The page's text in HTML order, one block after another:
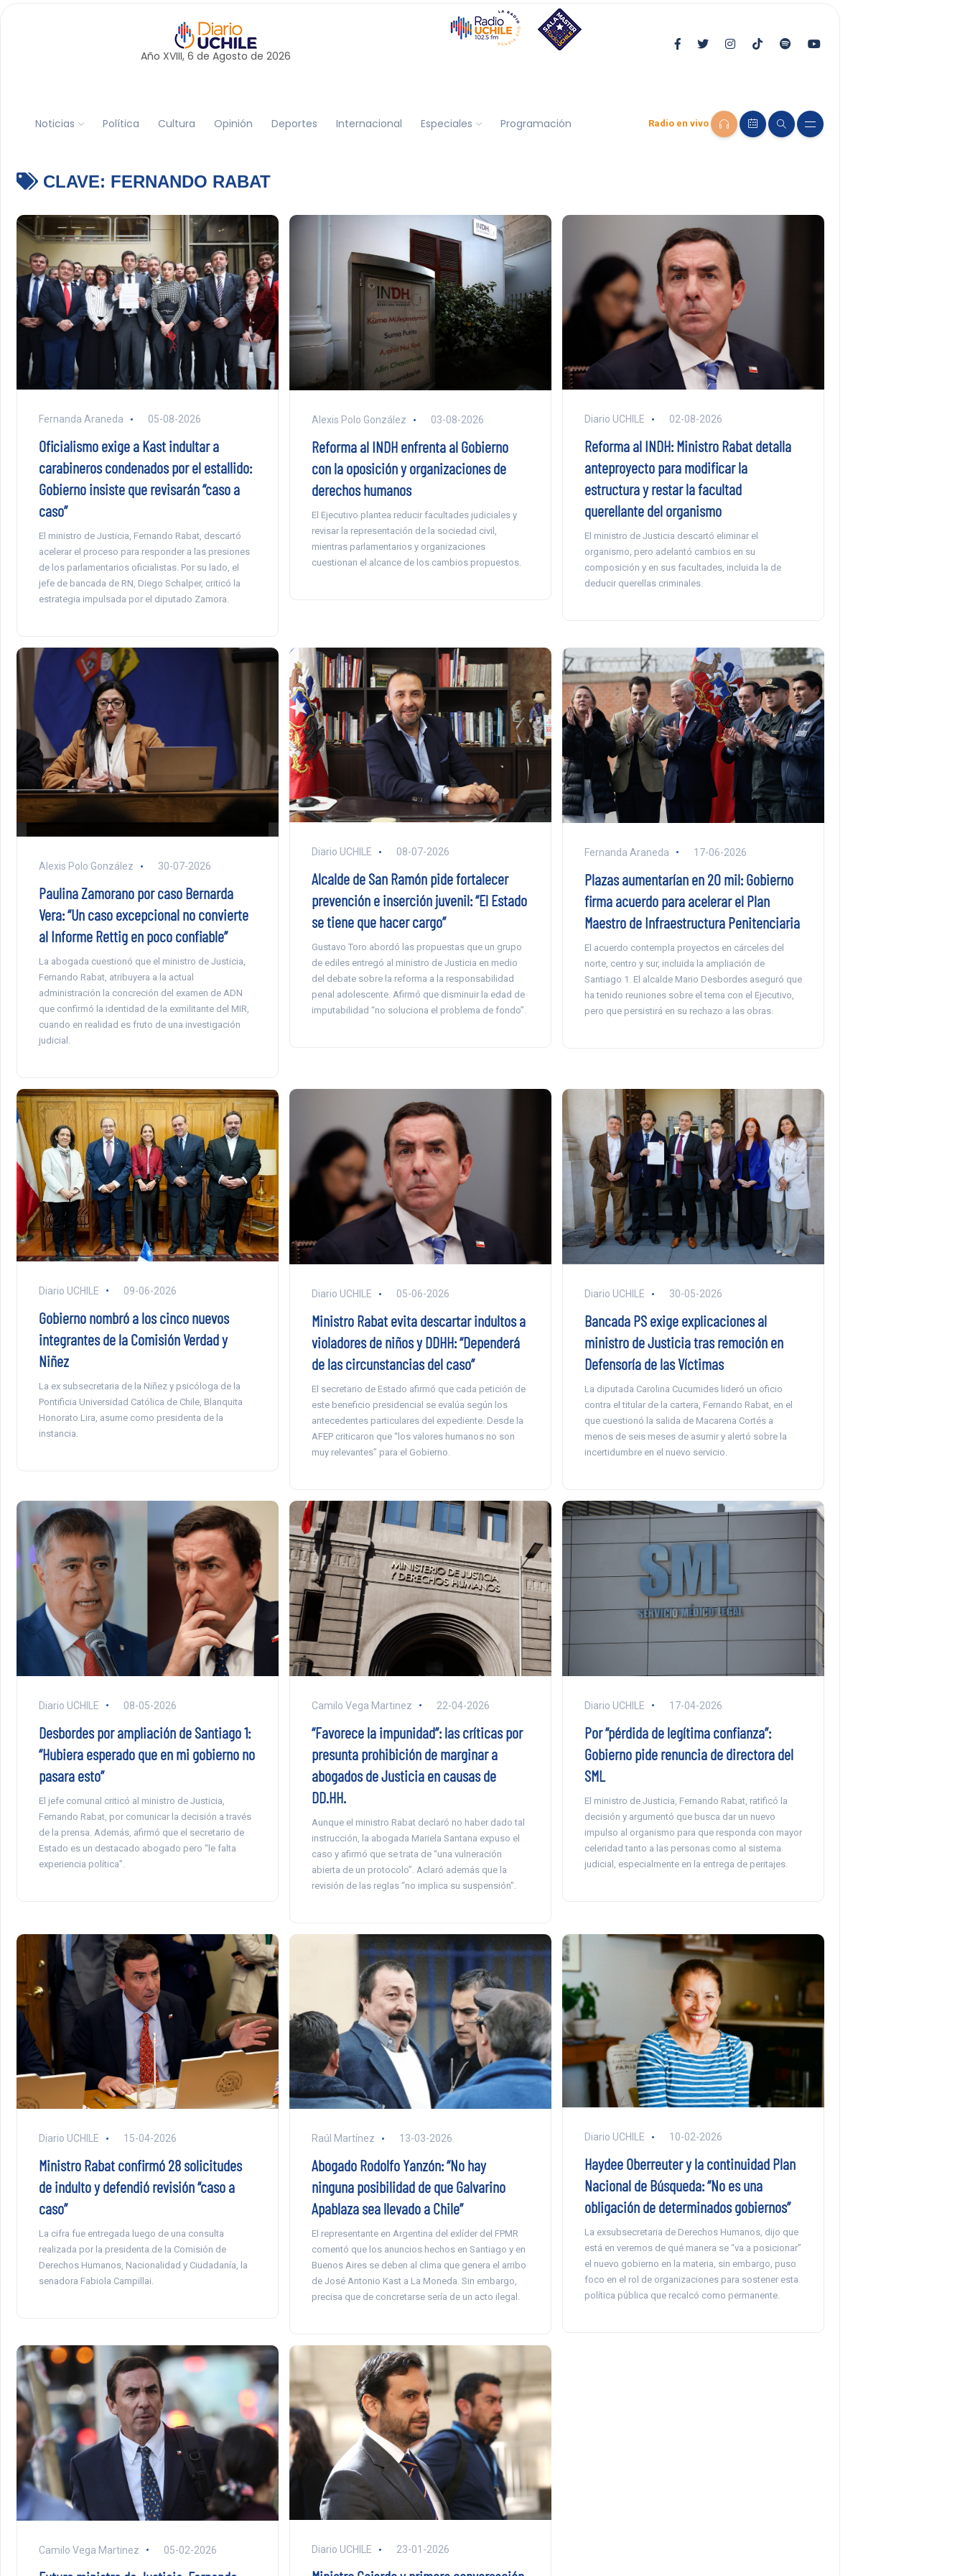
Año XVIII, 6 de Agosto de 2026
Noticias Política Cultura Opinión Deportes Internacional Especiales Programación Radio en vivo
CLAVE: FERNANDO RABAT
Fernanda Araneda 05-08-2026
Oficialismo exige a Kast indultar a
carabineros condenados por el estallido:
Gobierno insiste que revisarán “caso a
caso”
El ministro de Justicia, Fernando Rabat, descartó
acelerar el proceso para responder a las presiones
de los parlamentarios oficialistas. Por su lado, el
jefe de bancada de RN, Diego Schalper, criticó la
estrategia impulsada por el diputado Zamora.
Alexis Polo González 03-08-2026
Reforma al INDH enfrenta al Gobierno
con la oposición y organizaciones de
derechos humanos
El Ejecutivo plantea reducir facultades judiciales y
revisar la representación de la sociedad civil,
mientras parlamentarios y organizaciones
cuestionan el alcance de los cambios propuestos.
Diario UCHILE 02-08-2026
Reforma al INDH: Ministro Rabat detalla
anteproyecto para modificar la
estructura y restar la facultad
querellante del organismo
El ministro de Justicia descartó eliminar el
organismo, pero adelantó cambios en su
composición y en sus facultades, incluida la de
deducir querellas criminales.
Alexis Polo González 30-07-2026
Paulina Zamorano por caso Bernarda
Vera: “Un caso excepcional no convierte
al Informe Rettig en poco confiable”
La abogada cuestionó que el ministro de Justicia,
Fernando Rabat, atribuyera a la actual
administración la concreción del examen de ADN
que confirmó la identidad de la exmilitante del MIR,
cuando en realidad es fruto de una investigación
judicial.
Diario UCHILE 08-07-2026
Alcalde de San Ramón pide fortalecer
prevención e inserción juvenil: “El Estado
se tiene que hacer cargo”
Gustavo Toro abordó las propuestas que un grupo
de ediles entregó al ministro de Justicia en medio
del debate sobre la reforma a la responsabilidad
penal adolescente. Afirmó que disminuir la edad de
imputabilidad “no soluciona el problema de fondo”.
Fernanda Araneda 17-06-2026
Plazas aumentarían en 20 mil: Gobierno
firma acuerdo para acelerar el Plan
Maestro de Infraestructura Penitenciaria
El acuerdo contempla proyectos en cárceles del
norte, centro y sur, incluida la ampliación de
Santiago 1. El alcalde Mario Desbordes aseguró que
ha tenido reuniones sobre el tema con el Ejecutivo,
pero que persistirá en su rechazo a las obras.
Diario UCHILE 09-06-2026
Gobierno nombró a los cinco nuevos
integrantes de la Comisión Verdad y
Niñez
La ex subsecretaria de la Niñez y psicóloga de la
Pontificia Universidad Católica de Chile, Blanquita
Honorato Lira, asume como presidenta de la
instancia.
Diario UCHILE 05-06-2026
Ministro Rabat evita descartar indultos a
violadores de niños y DDHH: “Dependerá
de las circunstancias del caso”
El secretario de Estado afirmó que cada petición de
este beneficio presidencial se evalúa según los
antecedentes particulares del expediente. Desde la
AFEP criticaron que “los valores humanos no son
muy relevantes” para el Gobierno.
Diario UCHILE 30-05-2026
Bancada PS exige explicaciones al
ministro de Justicia tras remoción en
Defensoría de las Víctimas
La diputada Carolina Cucumides lideró un oficio
contra el titular de la cartera, Fernando Rabat, en el
que cuestionó la salida de Macarena Cortés a
menos de seis meses de asumir y alertó sobre la
incertidumbre en el nuevo servicio.
Diario UCHILE 08-05-2026
Desbordes por ampliación de Santiago 1:
“Hubiera esperado que en mi gobierno no
pasara esto”
El jefe comunal criticó al ministro de Justicia,
Fernando Rabat, por comunicar la decisión a través
de la prensa. Además, afirmó que el secretario de
Estado es un destacado abogado pero “le falta
experiencia política”.
Camilo Vega Martinez 22-04-2026
“Favorece la impunidad”: las críticas por
presunta prohibición de marginar a
abogados de Justicia en causas de
DD.HH.
Aunque el ministro Rabat declaró no haber dado tal
instrucción, la abogada Mariela Santana expuso el
caso y afirmó que se trata de “una vulneración
abierta de un protocolo”. Aclaró además que la
revisión de las reglas “no implica su suspensión”.
Diario UCHILE 17-04-2026
Por “pérdida de legítima confianza”:
Gobierno pide renuncia de directora del
SML
El ministro de Justicia, Fernando Rabat, ratificó la
decisión y argumentó que busca dar un nuevo
impulso al organismo para que responda con mayor
celeridad tanto a las personas como al sistema
judicial, especialmente en la entrega de peritajes.
Diario UCHILE 15-04-2026
Ministro Rabat confirmó 28 solicitudes
de indulto y defendió revisión “caso a
caso”
La cifra fue entregada luego de una consulta
realizada por la presidenta de la Comisión de
Derechos Humanos, Nacionalidad y Ciudadanía, la
senadora Fabiola Campillai.
Raúl Martínez 13-03-2026
Abogado Rodolfo Yanzón: “No hay
ninguna posibilidad de que Galvarino
Apablaza sea llevado a Chile”
El representante en Argentina del exlíder del FPMR
comentó que los anuncios hechos en Santiago y en
Buenos Aires se deben al clima que genera el arribo
de José Antonio Kast a La Moneda. Sin embargo,
precisa que de concretarse sería de un acto ilegal.
Diario UCHILE 10-02-2026
Haydee Oberreuter y la continuidad Plan
Nacional de Búsqueda: “No es una
obligación de determinados gobiernos”
La exsubsecretaria de Derechos Humanos, dijo que
está en veremos de qué manera se “va a posicionar”
el nuevo gobierno en la materia, sin embargo, puso
foco en el rol de organizaciones para sostener esta
política pública que recalcó como permanente.
Camilo Vega Martinez 05-02-2026 Diario UCHILE 23-01-2026